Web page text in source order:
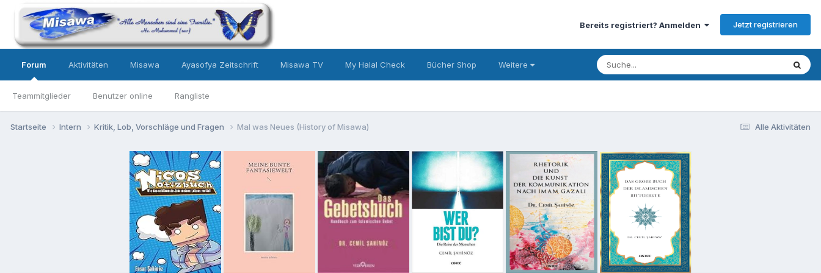
Bereits registriert? Anmelden Jetzt registrieren
Forum
Teammitglieder Benutzer online Rangliste
Aktivitäten Misawa Ayasofya Zeitschrift Misawa TV My Halal Check Bücher Shop Weitere
Alle Aktivitäten
Startseite Intern Kritik, Lob, Vorschläge und Fragen Mal was Neues (History of Misawa)